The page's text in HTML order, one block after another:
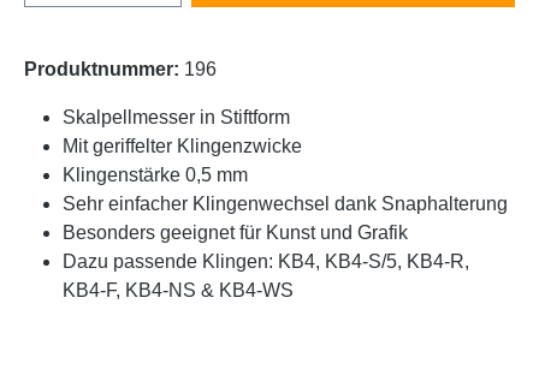
Produktnummer: 196
Skalpellmesser in Stiftform
Mit geriffelter Klingenzwicke
Klingenstärke 0,5 mm
Sehr einfacher Klingenwechsel dank Snaphalterung
Besonders geeignet für Kunst und Grafik
Dazu passende Klingen: KB4, KB4-S/5, KB4-R,
KB4-F, KB4-NS & KB4-WS